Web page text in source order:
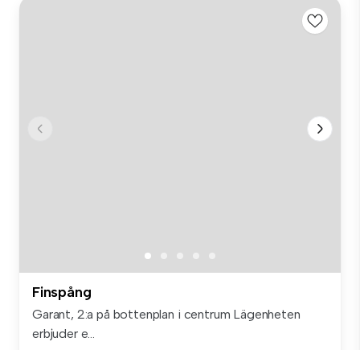
Finspång
Garant, 2:a på bottenplan i centrum Lägenheten
erbjuder e...